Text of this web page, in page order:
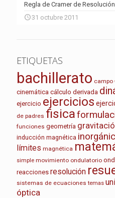
Regla de Cramer de
31 octubre 2011
ETIQUETAS
bachillerato campo
cinemática cálculo derivada
ejercicio ejercicios
de padres fisica
funciones geometría
inducción magnética
límites magnética
simple movimiento ondulatorio
reacciones resolución
sistemas de ecuaciones temas
óptica